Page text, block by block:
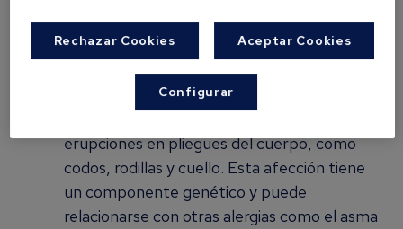
Dermatitis atópica: una condición
crónica desde la infanciaLa dermatitis
atópica es una de las alergias cutáneas más
comunes en niños, aunque también afecta a
erupciones en pliegues del cuerpo, como
codos, rodillas y cuello. Esta afección tiene
un componente genético y puede
relacionarse con otras alergias como el asma
Rechazar Cookies Aceptar Cookies
Configurar